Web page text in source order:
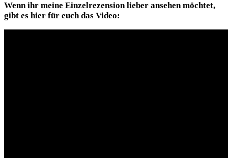
Wenn ihr meine Einzelrezension lieber ansehen möchtet,
gibt es hier für euch das Video: